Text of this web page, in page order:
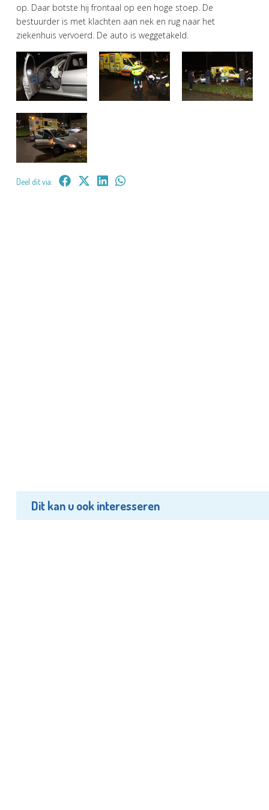
op. Daar botste hij frontaal op een hoge stoep. De
bestuurder is met klachten aan nek en rug naar het
ziekenhuis vervoerd. De auto is weggetakeld.
Deel dit via:
Dit kan u ook interesseren